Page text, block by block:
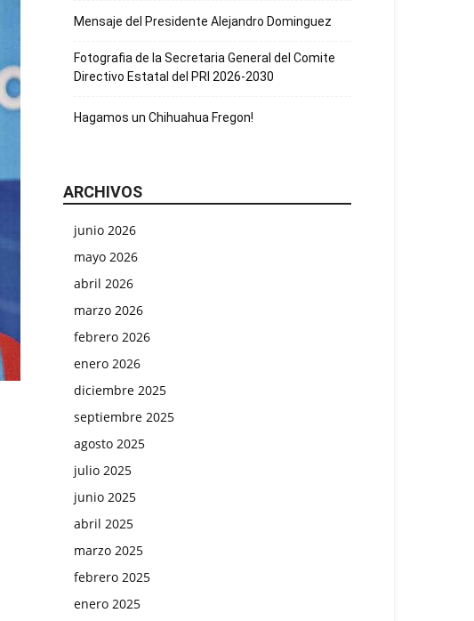
Mensaje del Presidente Alejandro Dominguez
Fotografia de la Secretaria General del Comite
Directivo Estatal del PRI 2026-2030
Hagamos un Chihuahua Fregon!
ARCHIVOS
junio 2026
mayo 2026
abril 2026
marzo 2026
febrero 2026
enero 2026
diciembre 2025
septiembre 2025
agosto 2025
julio 2025
junio 2025
abril 2025
marzo 2025
febrero 2025
enero 2025